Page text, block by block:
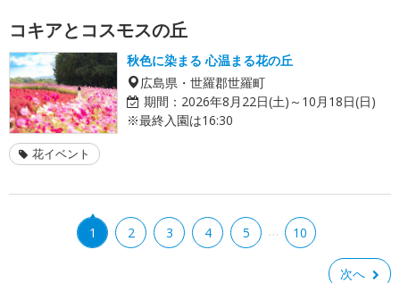
コキアとコスモスの丘
秋色に染まる 心温まる花の丘
広島県・世羅郡世羅町
期間： 2026年8月22日(土)～10月18日(日)
※最終入園は16:30
花イベント
1 2 3 4 5 … 10
次へ